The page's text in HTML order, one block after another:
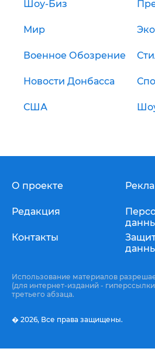
Шоу-Биз
Мир
Военное Обозрение
Новости Донбасса
США
О проекте
Редакция
Контакты
Использование материалов
(для интернет-изданий -
третьего абзаца.
� 2026, Все права защищены.